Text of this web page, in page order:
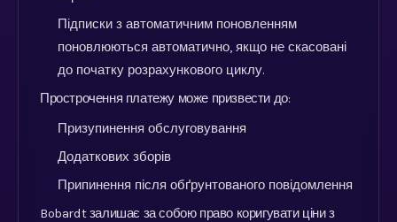
Підписки з автоматичним поновленням
поновлюються автоматично, якщо не скасовані
до початку розрахункового циклу.
Прострочення платежу може призвести до:
Призупинення обслуговування
Додаткових зборів
Припинення після обґрунтованого повідомлення
Bobardt залишає за собою право коригувати ціни з